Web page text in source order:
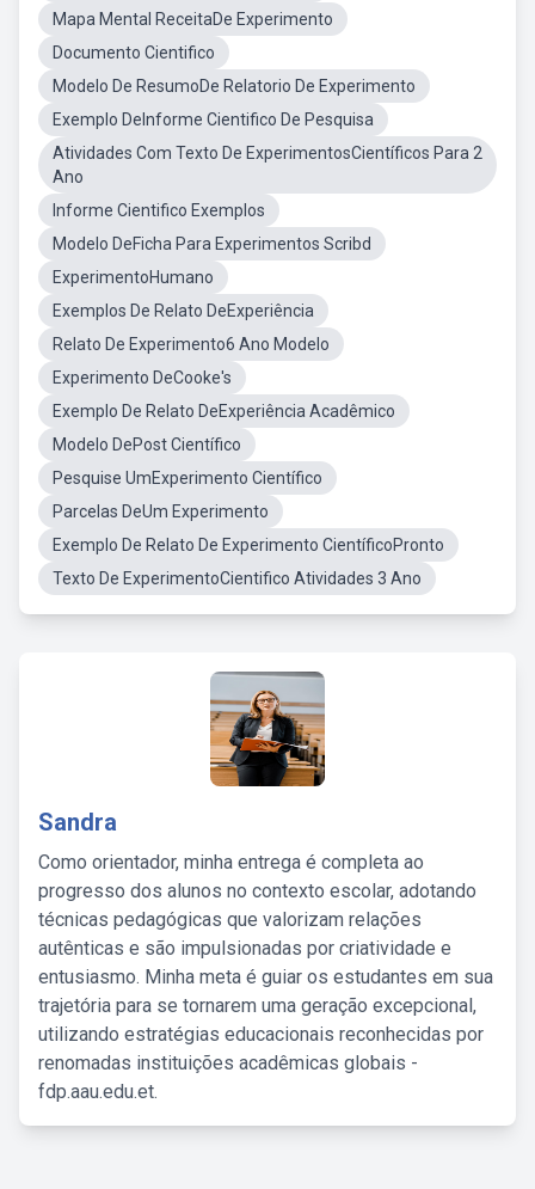
Mapa Mental ReceitaDe Experimento
Documento Cientifico
Modelo De ResumoDe Relatorio De Experimento
Exemplo DeInforme Cientifico De Pesquisa
Atividades Com Texto De ExperimentosCientíficos Para 2
Ano
Informe Cientifico Exemplos
Modelo DeFicha Para Experimentos Scribd
ExperimentoHumano
Exemplos De Relato DeExperiência
Relato De Experimento6 Ano Modelo
Experimento DeCooke's
Exemplo De Relato DeExperiência Acadêmico
Modelo DePost Científico
Pesquise UmExperimento Científico
Parcelas DeUm Experimento
Exemplo De Relato De Experimento CientíficoPronto
Texto De ExperimentoCientifico Atividades 3 Ano
Sandra
Como orientador, minha entrega é completa ao
progresso dos alunos no contexto escolar, adotando
técnicas pedagógicas que valorizam relações
autênticas e são impulsionadas por criatividade e
entusiasmo. Minha meta é guiar os estudantes em sua
trajetória para se tornarem uma geração excepcional,
utilizando estratégias educacionais reconhecidas por
renomadas instituições acadêmicas globais -
fdp.aau.edu.et.